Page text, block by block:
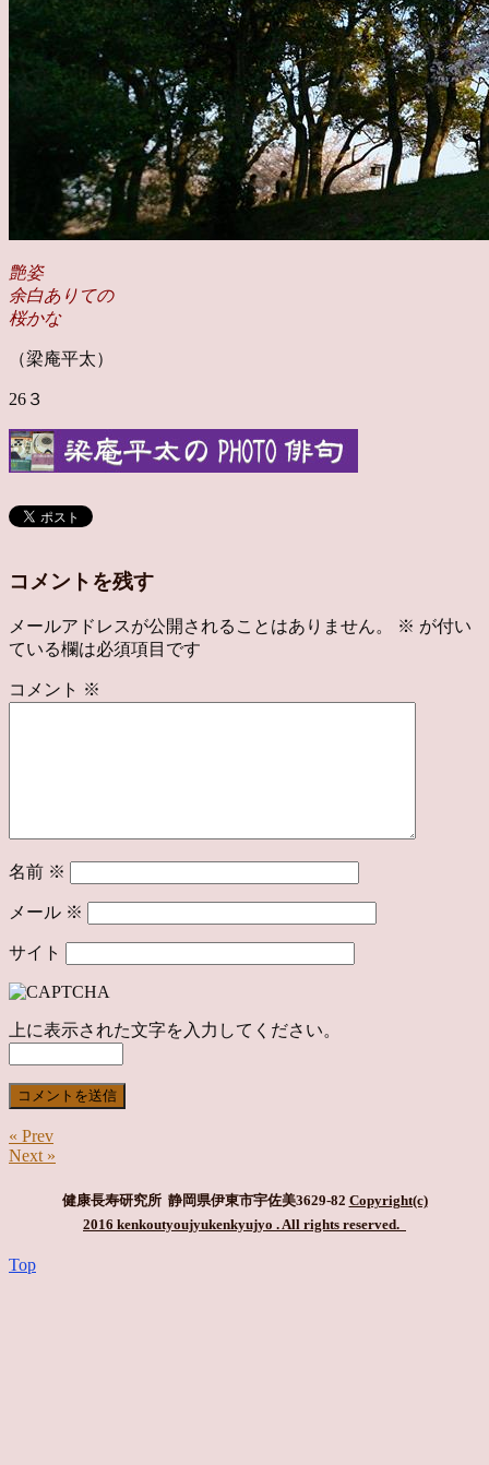
艶姿
余白ありての
桜かな
（梁庵平太）
26３
コメントを残す
メールアドレスが公開されることはありません。 ※ が付い
ている欄は必須項目です
コメント ※
名前 ※
メール ※
サイト
上に表示された文字を入力してください。
« Prev
Next »
健康長寿研究所 静岡県伊東市宇佐美3629-82 Copyright(c)
2016 kenkoutyoujyukenkyujyo . All rights reserved.
Top